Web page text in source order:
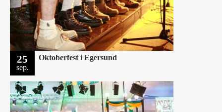
25
sep.
Oktoberfest i Egersund